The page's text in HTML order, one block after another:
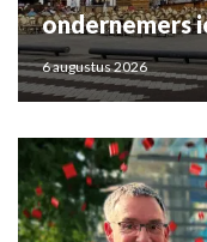
ondernemers
6 augustus 2026